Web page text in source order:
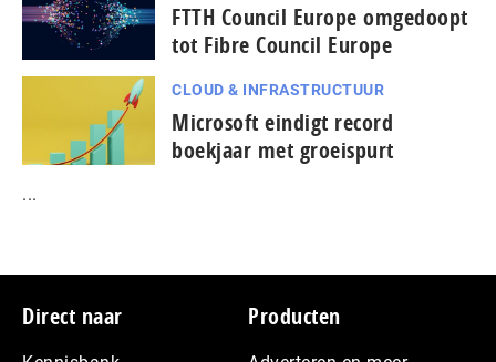
FTTH Council Europe omgedoopt
tot Fibre Council Europe
CLOUD & INFRASTRUCTUUR
Microsoft eindigt record
boekjaar met groeispurt
...
Footer
Direct naar Producten